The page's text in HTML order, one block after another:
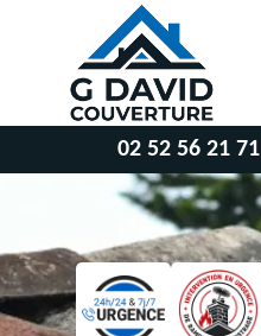
02 52 56 21 71